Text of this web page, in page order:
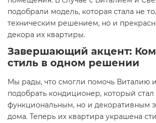
подобрали модель, которая стала не
техническим решением, но и
декора их квартиры.
Завершающий акцент:
стиль в одном решении
Мы рады, что смогли помочь Виталию
подобрать кондиционер, который стал
функциональным, но и декоративным
дома. Теперь их квартира украшена